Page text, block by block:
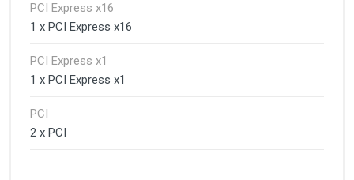
PCI Express x16
1 x PCI Express x16
PCI Express x1
1 x PCI Express x1
PCI
2 x PCI